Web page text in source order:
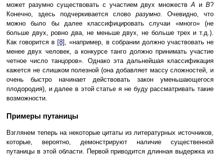
может разумно существовать с участием двух множествAиB?
Конечно, здесь подчеркивается слово разумно. Очевидно, что
можно было бы далее классифицировать случаи «много» (не
больше двух, ровно два, не меньше двух, не больше трех и т.д.).
Как говорится в [8] , «например, в собрании должно участвовать не
менее двух человек, а конкурсе танго должно принимать участие
четное число танцоров». Однако эта дальнейшая классификация
кажется не слишком полезной (она добавляет массу сложностей, и
очень быстро начинает действовать закон уменьшающегося
плодородия), и далее в этой статье я не буду рассматривать такие
возможности.
Примеры путаницы
Взглянем теперь на некоторые цитаты из литературных источников,
которые, вероятно, демонстрируют наличие существенной
путаницы в этой области. Первой приводится длинная выдержка из